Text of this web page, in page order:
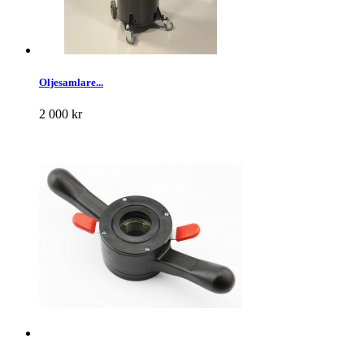
Oljesamlare...
2 000 kr